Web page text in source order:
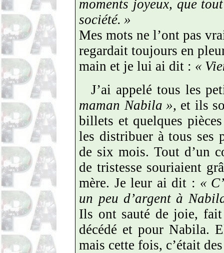
moments joyeux, que
société. »
Mes mots ne l’ont pas
regardait toujours en
main et je lui ai dit : «
J’ai appelé tous les
maman Nabila », et ils
billets et quelques
les distribuer à tous ses
de six mois. Tout d’un
de tristesse souriaient
mère. Je leur ai dit : «
un peu d’argent à
Ils ont sauté de joie,
décédé et pour Nabila.
mais cette fois, c’était